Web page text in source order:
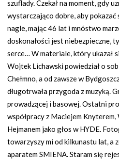
szuflady. Czekał na moment, gdy
wystarczająco dobre, aby pokazać
nagle, mając 46 lat i mnóstwo
doskonałości jest niebezpieczne,
serce… W materiale, który ukazał
Wojtek Lichawski powiedział o
Chełmno, a od zawsze w
długotrwała przygoda z muzyką.
prowadzącej i basowej. Ostatni
współpracy z Maciejem
Hejmanem jako głos w HYDE.
towarzyszy mi od kilkunastu lat, a
aparatem SMIENA. Staram się